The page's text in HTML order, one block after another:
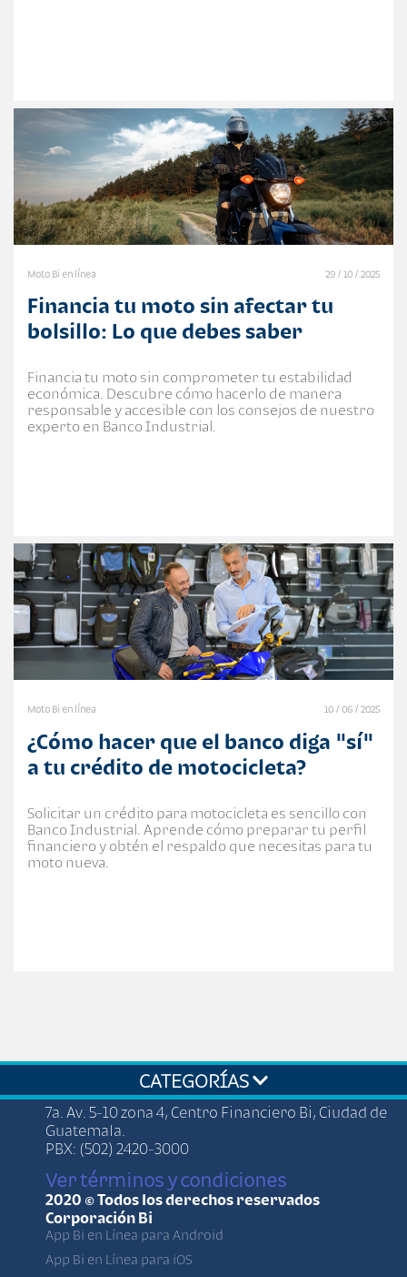
Moto Bi en línea 29 / 10 / 2025
Financia tu moto sin afectar tu
bolsillo: Lo que debes saber
Financia tu moto sin comprometer tu estabilidad
económica. Descubre cómo hacerlo de manera
responsable y accesible con los consejos de nuestro
experto en Banco Industrial.
Moto Bi en línea 10 / 06 / 2025
¿Cómo hacer que el banco diga "sí"
a tu crédito de motocicleta?
Solicitar un crédito para motocicleta es sencillo con
Banco Industrial. Aprende cómo preparar tu perfil
financiero y obtén el respaldo que necesitas para tu
moto nueva.
CATEGORÍAS
7a. Av. 5-10 zona 4, Centro Financiero Bi, Ciudad de
Guatemala.
PBX: (502) 2420-3000
Ver términos y condiciones
2020 © Todos los derechos reservados
Corporación Bi
App Bi en Línea para Android
App Bi en Línea para iOS